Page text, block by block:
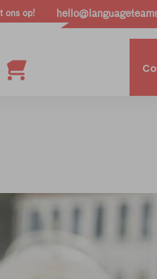
ons op!